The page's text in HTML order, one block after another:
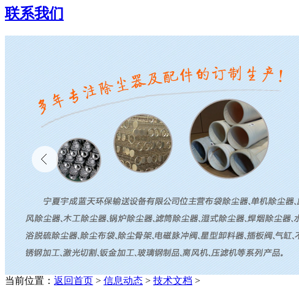
联系我们
当前位置： 返回首页 > 信息动态 > 技术文档 >